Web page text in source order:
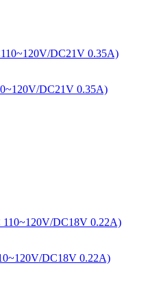
DC21V 0.35A)
DC18V 0.22A)